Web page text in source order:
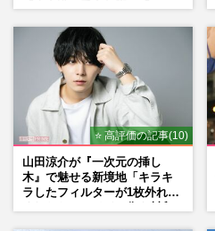
⭐ 高評価の記事(10)
山田涼介が『一次元の挿し
木』で魅せる新境地「キラキ
ラしたフィルターが1枚外れて